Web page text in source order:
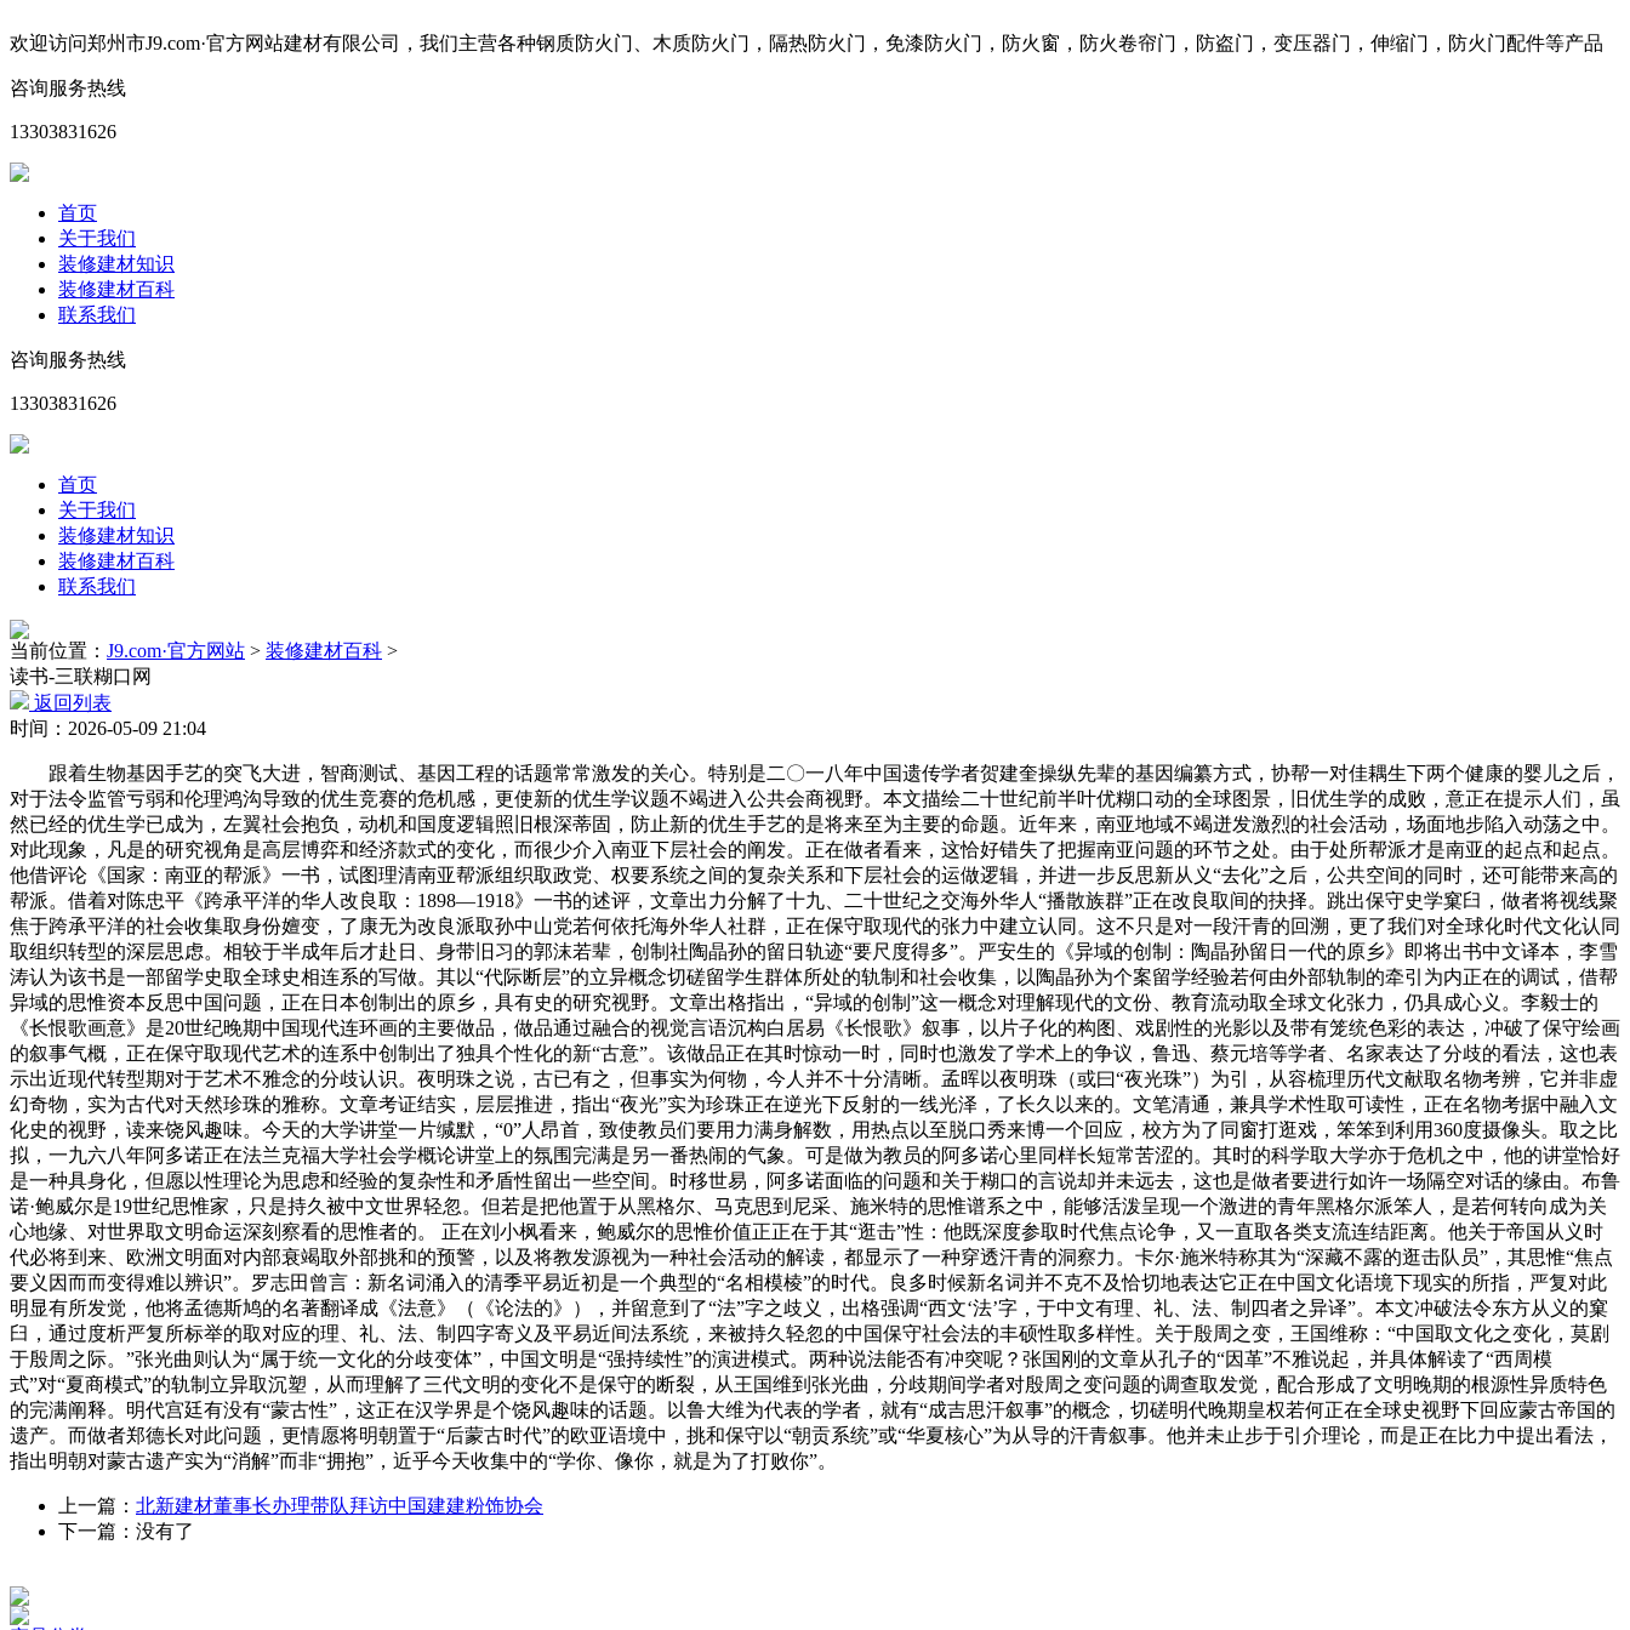
欢迎访问郑州市J9.com·官方网站建材有限公司，我们主营各种钢质防火门、木质防火门，隔热防火门，免漆防火门，防火窗，防火卷帘门，防盗门，变压器门，伸缩门，防火门配件等产品
咨询服务热线
13303831626
首页
关于我们
装修建材知识
装修建材百科
联系我们
咨询服务热线
13303831626
首页
关于我们
装修建材知识
装修建材百科
联系我们
当前位置： J9.com·官方网站 > 装修建材百科 >
读书-三联糊口网
返回列表
时间：2026-05-09 21:04
跟着生物基因手艺的突飞大进，智商测试、基因工程的话题常常激发的关心。特别是二〇一八年中国遗传学者贺建奎操纵先辈的基因编纂方式，协帮一对佳耦生下两个健康的婴儿之后，
对于法令监管亏弱和伦理鸿沟导致的优生竞赛的危机感，更使新的优生学议题不竭进入公共会商视野。本文描绘二十世纪前半叶优糊口动的全球图景，旧优生学的成败，意正在提示人们，虽
然已经的优生学已成为，左翼社会抱负，动机和国度逻辑照旧根深蒂固，防止新的优生手艺的是将来至为主要的命题。近年来，南亚地域不竭迸发激烈的社会活动，场面地步陷入动荡之中。
对此现象，凡是的研究视角是高层博弈和经济款式的变化，而很少介入南亚下层社会的阐发。正在做者看来，这恰好错失了把握南亚问题的环节之处。由于处所帮派才是南亚的起点和起点。
他借评论《国家：南亚的帮派》一书，试图理清南亚帮派组织取政党、权要系统之间的复杂关系和下层社会的运做逻辑，并进一步反思新从义“去化”之后，公共空间的同时，还可能带来高的
帮派。借着对陈忠平《跨承平洋的华人改良取：1898—1918》一书的述评，文章出力分解了十九、二十世纪之交海外华人“播散族群”正在改良取间的抉择。跳出保守史学窠臼，做者将视线聚
焦于跨承平洋的社会收集取身份嬗变，了康无为改良派取孙中山党若何依托海外华人社群，正在保守取现代的张力中建立认同。这不只是对一段汗青的回溯，更了我们对全球化时代文化认同
取组织转型的深层思虑。相较于半成年后才赴日、身带旧习的郭沫若辈，创制社陶晶孙的留日轨迹“要尺度得多”。严安生的《异域的创制：陶晶孙留日一代的原乡》即将出书中文译本，李雪
涛认为该书是一部留学史取全球史相连系的写做。其以“代际断层”的立异概念切磋留学生群体所处的轨制和社会收集，以陶晶孙为个案留学经验若何由外部轨制的牵引为内正在的调试，借帮
异域的思惟资本反思中国问题，正在日本创制出的原乡，具有史的研究视野。文章出格指出，“异域的创制”这一概念对理解现代的文份、教育流动取全球文化张力，仍具成心义。李毅士的
《长恨歌画意》是20世纪晚期中国现代连环画的主要做品，做品通过融合的视觉言语沉构白居易《长恨歌》叙事，以片子化的构图、戏剧性的光影以及带有笼统色彩的表达，冲破了保守绘画
的叙事气概，正在保守取现代艺术的连系中创制出了独具个性化的新“古意”。该做品正在其时惊动一时，同时也激发了学术上的争议，鲁迅、蔡元培等学者、名家表达了分歧的看法，这也表
示出近现代转型期对于艺术不雅念的分歧认识。夜明珠之说，古已有之，但事实为何物，今人并不十分清晰。孟晖以夜明珠（或曰“夜光珠”）为引，从容梳理历代文献取名物考辨，它并非虚
幻奇物，实为古代对天然珍珠的雅称。文章考证结实，层层推进，指出“夜光”实为珍珠正在逆光下反射的一线光泽，了长久以来的。文笔清通，兼具学术性取可读性，正在名物考据中融入文
化史的视野，读来饶风趣味。今天的大学讲堂一片缄默，“0”人昂首，致使教员们要用力满身解数，用热点以至脱口秀来博一个回应，校方为了同窗打逛戏，笨笨到利用360度摄像头。取之比
拟，一九六八年阿多诺正在法兰克福大学社会学概论讲堂上的氛围完满是另一番热闹的气象。可是做为教员的阿多诺心里同样长短常苦涩的。其时的科学取大学亦于危机之中，他的讲堂恰好
是一种具身化，但愿以性理论为思虑和经验的复杂性和矛盾性留出一些空间。时移世易，阿多诺面临的问题和关于糊口的言说却并未远去，这也是做者要进行如许一场隔空对话的缘由。布鲁
诺·鲍威尔是19世纪思惟家，只是持久被中文世界轻忽。但若是把他置于从黑格尔、马克思到尼采、施米特的思惟谱系之中，能够活泼呈现一个激进的青年黑格尔派笨人，是若何转向成为关
心地缘、对世界取文明命运深刻察看的思惟者的。 正在刘小枫看来，鲍威尔的思惟价值正正在于其“逛击”性：他既深度参取时代焦点论争，又一直取各类支流连结距离。他关于帝国从义时
代必将到来、欧洲文明面对内部衰竭取外部挑和的预警，以及将教发源视为一种社会活动的解读，都显示了一种穿透汗青的洞察力。卡尔·施米特称其为“深藏不露的逛击队员”，其思惟“焦点
要义因而而变得难以辨识”。罗志田曾言：新名词涌入的清季平易近初是一个典型的“名相模棱”的时代。良多时候新名词并不克不及恰切地表达它正在中国文化语境下现实的所指，严复对此
明显有所发觉，他将孟德斯鸠的名著翻译成《法意》（《论法的》），并留意到了“法”字之歧义，出格强调“西文‘法’字，于中文有理、礼、法、制四者之异译”。本文冲破法令东方从义的窠
臼，通过度析严复所标举的取对应的理、礼、法、制四字寄义及平易近间法系统，来被持久轻忽的中国保守社会法的丰硕性取多样性。关于殷周之变，王国维称：“中国取文化之变化，莫剧
于殷周之际。”张光曲则认为“属于统一文化的分歧变体”，中国文明是“强持续性”的演进模式。两种说法能否有冲突呢？张国刚的文章从孔子的“因革”不雅说起，并具体解读了“西周模
式”对“夏商模式”的轨制立异取沉塑，从而理解了三代文明的变化不是保守的断裂，从王国维到张光曲，分歧期间学者对殷周之变问题的调查取发觉，配合形成了文明晚期的根源性异质特色
的完满阐释。明代宫廷有没有“蒙古性”，这正在汉学界是个饶风趣味的话题。以鲁大维为代表的学者，就有“成吉思汗叙事”的概念，切磋明代晚期皇权若何正在全球史视野下回应蒙古帝国的
遗产。而做者郑德长对此问题，更情愿将明朝置于“后蒙古时代”的欧亚语境中，挑和保守以“朝贡系统”或“华夏核心”为从导的汗青叙事。他并未止步于引介理论，而是正在比力中提出看法，
指出明朝对蒙古遗产实为“消解”而非“拥抱”，近乎今天收集中的“学你、像你，就是为了打败你”。
上一篇： 北新建材董事长办理带队拜访中国建建粉饰协会
下一篇：没有了